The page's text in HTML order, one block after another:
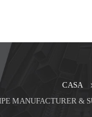
CASA
MANUFACTURER &